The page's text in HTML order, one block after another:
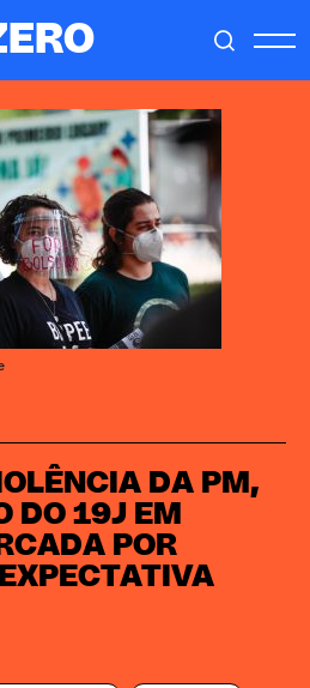
DA PM,
DO 19J EM
POR